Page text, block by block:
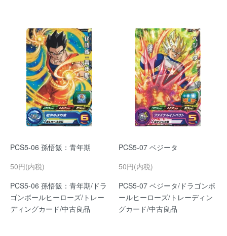
PCS5-06 孫悟飯：青年期
50円(内税)
PCS5-06 孫悟飯：青年期/ドラ
ゴンボールヒーローズ/トレー
ディングカード/中古良品
PCS5-07 ベジータ
50円(内税)
PCS5-07 ベジータ/ドラゴンボ
ールヒーローズ/トレーディン
グカード/中古良品